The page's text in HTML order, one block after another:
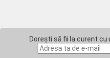
Dorești să fii la curent